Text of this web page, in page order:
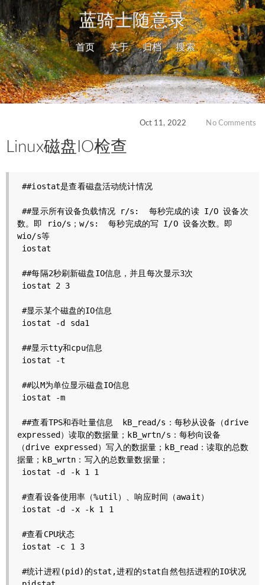
蓝骑士随意录
首页 关于 归档 搜索
Oct 11, 2022 No Comments
Linux磁盘IO检查
##iostat是查看磁盘活动统计情况
##显示所有设备负载情况 r/s:  每秒完成的读 I/O 设备次
数。即 rio/s；w/s:  每秒完成的写 I/O 设备次数。即
wio/s等
##每隔2秒刷新磁盘IO信息，并且每次显示3次
#显示某个磁盘的IO信息
##显示tty和cpu信息
##以M为单位显示磁盘IO信息
##查看TPS和吞吐量信息  kB_read/s：每秒从设备（drive
expressed）读取的数据量；kB_wrtn/s：每秒向设备
（drive expressed）写入的数据量；kB_read：读取的总数
据量；kB_wrtn：写入的总数量数据量；
#查看设备使用率（%util）、响应时间（await）
#查看CPU状态
#统计进程(pid)的stat,进程的stat自然包括进程的IO状况